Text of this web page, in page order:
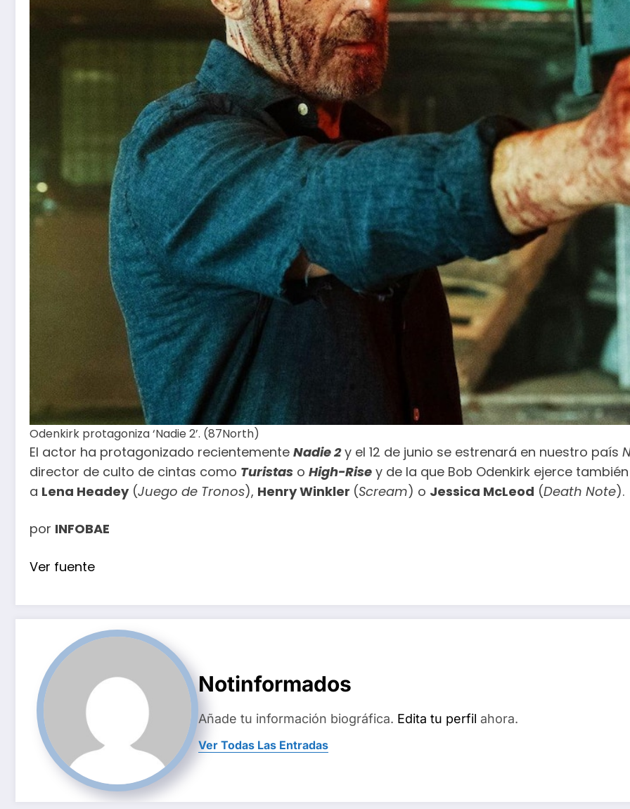
Odenkirk protagoniza ‘Nadie 2’. (87North)
El actor ha protagonizado recientemente Nadie 2y el 12 de junio se estrenará en nuestro país
director de culto de cintas como Turistas o High-Rise y de la que Bob Odenkirk ejerce
a Lena Headey(Juego de Tronos), Henry Winkler (Scream) o Jessica McLeod (Death Note).
por INFOBAE
Ver fuente
Notinformados
Añade tu información biográfica. Edita tu perfil ahora.
Ver Todas Las Entradas